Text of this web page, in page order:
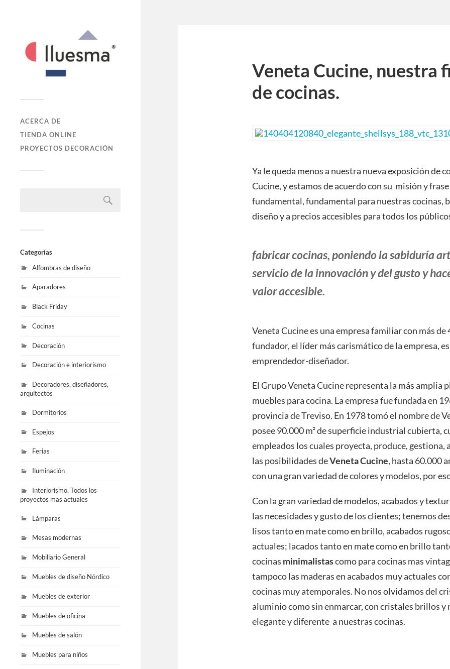
ACERCA DE
TIENDA ONLINE
PROYECTOS DECORACIÓN
Categorías
Alfombras de diseño
Aparadores
Black Friday
Cocinas
Decoración
Decoración e interiorismo
Decoradores, diseñadores,
arquitectos
Dormitorios
Espejos
Ferias
Iluminación
Interiorismo. Todos los
proyectos mas actuales
Lámparas
Mesas modernas
Mobiliario General
Muebles de diseño Nórdico
Muebles de exterior
Muebles de oficina
Muebles de salón
Muebles para niños
Veneta Cucine, nuestra
de cocinas.
Ya le queda menos a nuestra nueva exposición de
Cucine, y estamos de acuerdo con su misión y frase
fundamental, fundamental para nuestras cocinas,
diseño y a precios accesibles para todos los
fabricar cocinas, poniendo la sabiduría
servicio de la innovación y del gusto y
valor accesible.
Veneta Cucine es una empresa familiar con más de
fundador, el líder más carismático de la empresa,
emprendedor-diseñador.
El Grupo Veneta Cucine representa la más amplia
muebles para cocina. La empresa fue fundada en
provincia de Treviso. En 1978 tomó el nombre de
posee 90.000 m² de superficie industrial cubierta,
empleados los cuales proyecta, produce,
las posibilidades deVeneta Cucine, hasta 60.000
con una gran variedad de colores y modelos, por
Con la gran variedad de modelos, acabados y
las necesidades y gusto de los clientes; tenemos
lisos tanto en mate como en brillo, acabados
actuales; lacados tanto en mate como en brillo
cocinas minimalistascomo para cocinas mas
tampoco las maderas en acabados muy actuales
cocinas muy atemporales. No nos olvidamos del
aluminio como sin enmarcar, con cristales brillos y
elegante y diferente a nuestras cocinas.